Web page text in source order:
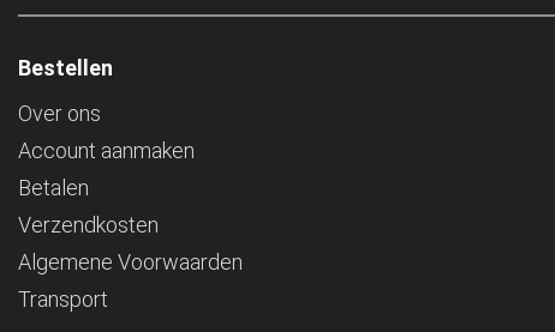
Bestellen
Over ons
Account aanmaken
Betalen
Verzendkosten
Algemene Voorwaarden
Transport